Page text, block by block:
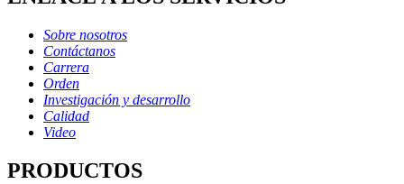
Sobre nosotros
Contáctanos
Carrera
Orden
Investigación y desarrollo
Calidad
Video
PRODUCTOS